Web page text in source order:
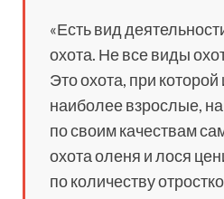
«Есть вид
охота. Не все виды
Это охота, при
наиболее взрослые,
по своим качествам
охота оленя и лося
по количеству